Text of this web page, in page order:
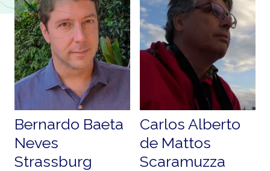
Bernardo Baeta
Neves
Strassburg
Carlos Alberto
de Mattos
Scaramuzza